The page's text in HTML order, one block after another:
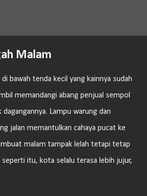
ke konten utama
Malam
bawah tenda kecil yang kainnya sudah
memandangi abang penjual sempol
Lampu warung dan
jalan memantulkan cahaya pucat ke
malam tampak lelah tetapi tetap
seperti itu, kota selalu terasa lebih jujur,